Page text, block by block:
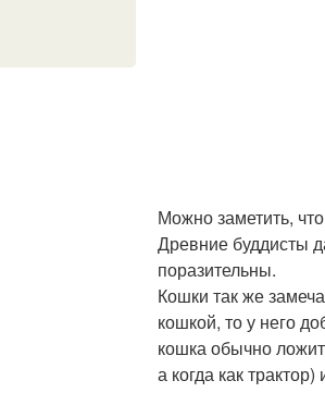
Можно заметить,
Древние буддисты
поразительны.
Кошки так же
кошкой, то у него
кошка обычно
а когда как